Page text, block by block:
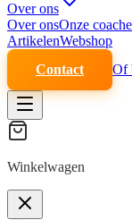
Over ons
Over onsOnze
ArtikelenWebshop
Contact
Of
Winkelwagen